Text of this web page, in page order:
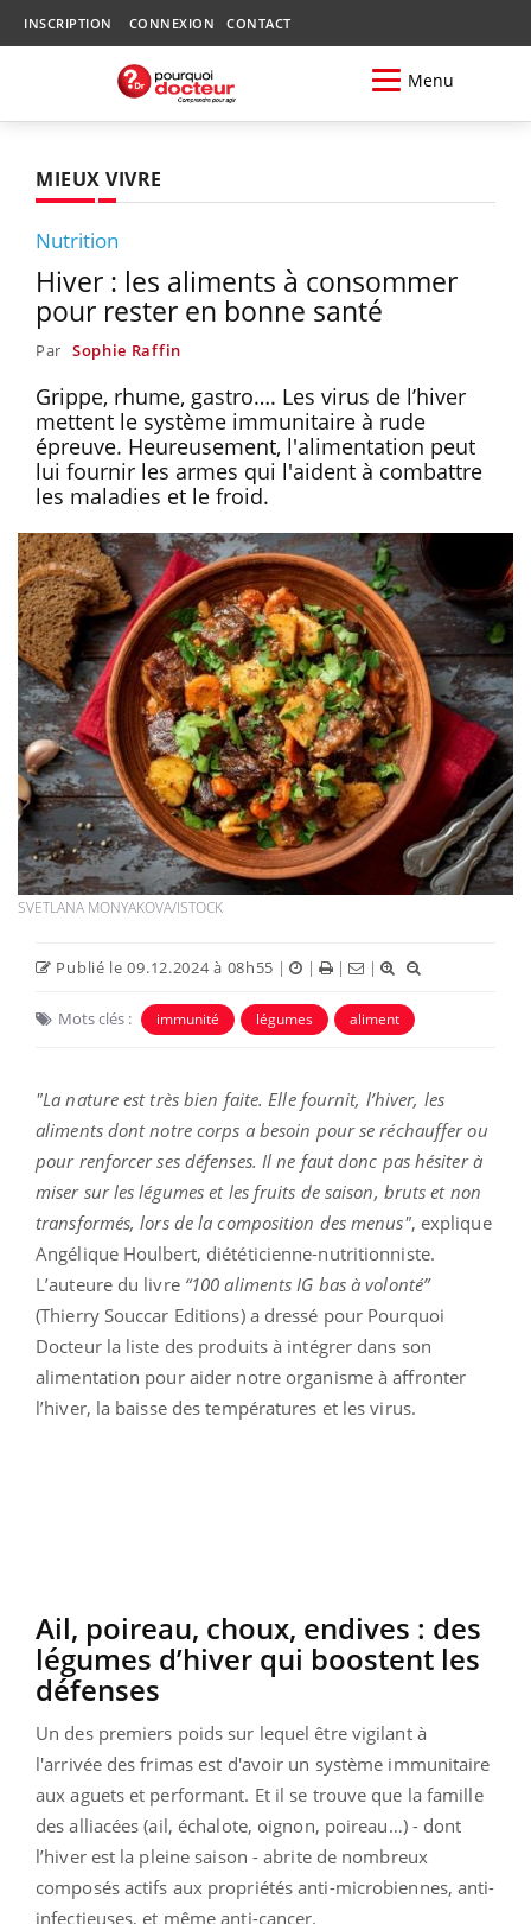
INSCRIPTION CONNEXION CONTACT
Menu
MIEUX VIVRE
Nutrition
Hiver : les aliments à consommer
pour rester en bonne santé
Par Sophie Raffin
Grippe, rhume, gastro…. Les virus de l’hiver
mettent le système immunitaire à rude
épreuve. Heureusement, l'alimentation peut
lui fournir les armes qui l'aident à combattre
les maladies et le froid.
SVETLANA MONYAKOVA/ISTOCK
Publié le 09.12.2024 à 08h55 | | | |
Mots clés : immunité légumes aliment
"La nature est très bien faite. Elle fournit, l’hiver, les
aliments dont notre corps a besoin pour se réchauffer ou
pour renforcer ses défenses. Il ne faut donc pas hésiter à
miser sur les légumes et les fruits de saison, bruts et non
transformés, lors de la composition des menus", explique
Angélique Houlbert, diététicienne-nutritionniste.
L’auteure du livre “100 aliments IG bas à volonté”
(Thierry Souccar Editions) a dressé pour Pourquoi
Docteur la liste des produits à intégrer dans son
alimentation pour aider notre organisme à affronter
l’hiver, la baisse des températures et les virus.
Ail, poireau, choux, endives : des
légumes d’hiver qui boostent les
défenses
Un des premiers poids sur lequel être vigilant à
l'arrivée des frimas est d'avoir un système immunitaire
aux aguets et performant. Et il se trouve que la famille
des alliacées (ail, échalote, oignon, poireau…) - dont
l’hiver est la pleine saison - abrite de nombreux
composés actifs aux propriétés anti-microbiennes, anti-
infectieuses, et même anti-cancer.